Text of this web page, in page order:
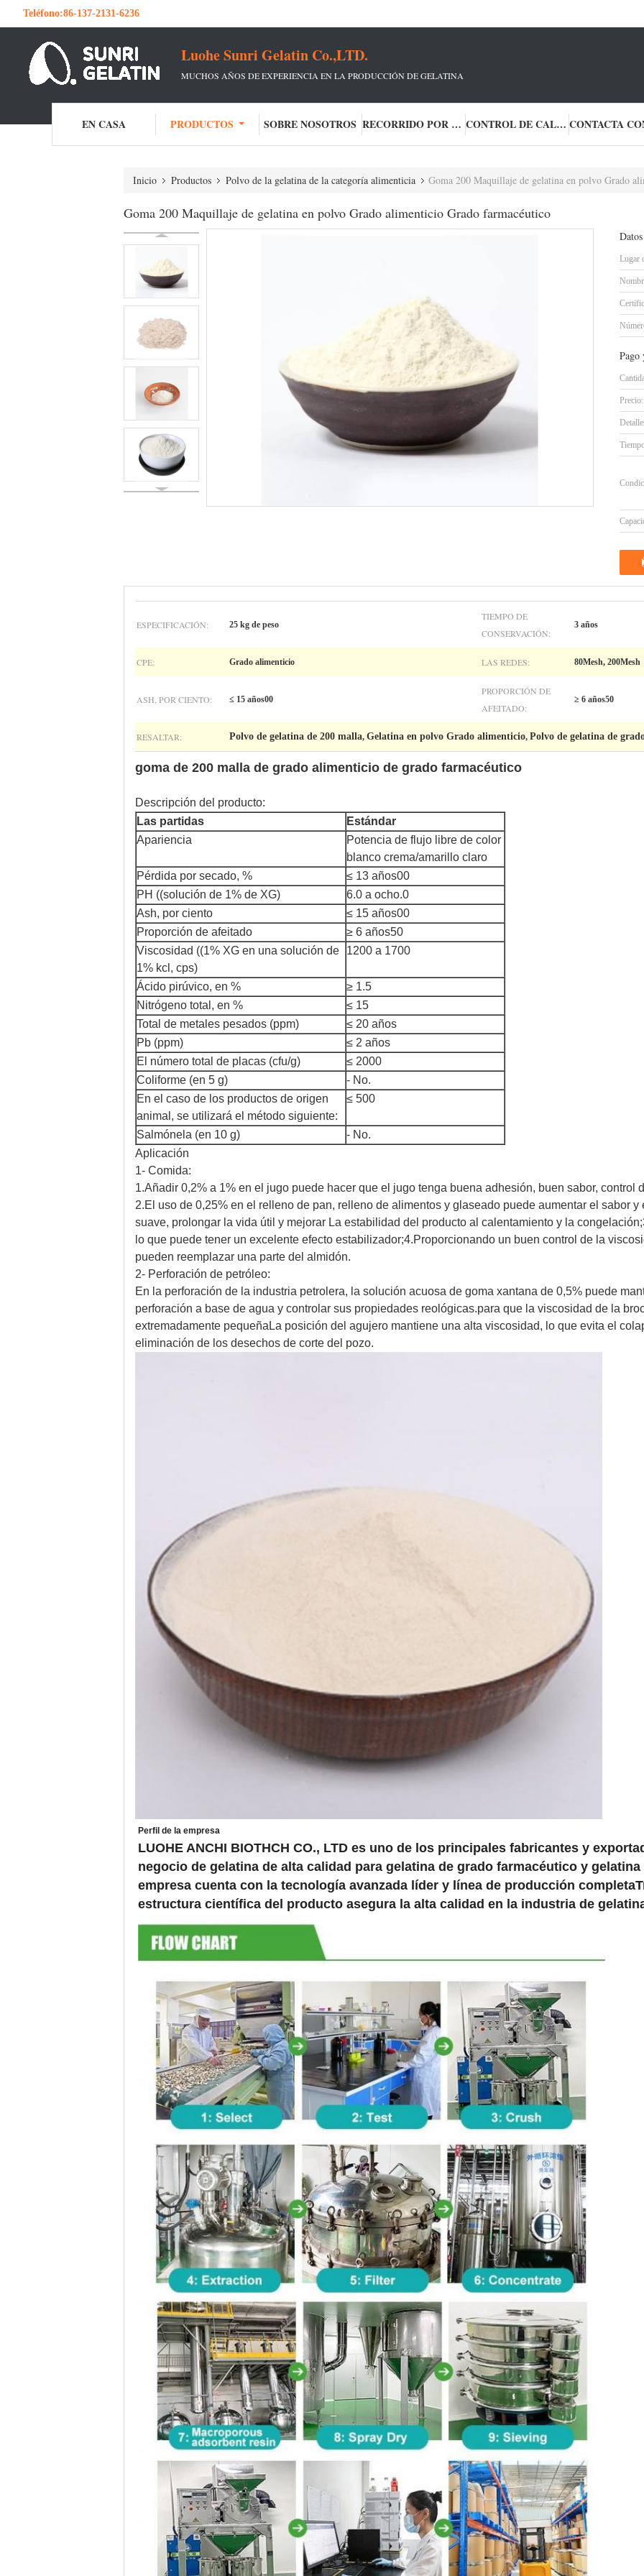
Teléfono:86-137-2131-6236
Luohe Sunri Gelatin Co.,LTD.
MUCHOS AÑOS DE EXPERIENCIA EN LA PRODUCCIÓN DE GELATINA
EN CASA PRODUCTOS SOBRE NOSOTROS RECORRIDO POR LA FÁBRICA CONTROL DE CALIDAD
Inicio Productos Polvo de la gelatina de la categoría alimenticia Goma 200 Maquillaje de gelatina en polvo Grado
Goma 200 Maquillaje de gelatina en polvo Grado alimenticio Grado farmacéutico
Lugar
Pago
Precio:
ESPECIFICACIÓN: 25 kg de peso
TIEMPO DE
CONSERVACIÓN:
3 años
CPE: Grado alimenticio LAS REDES: 80Mesh, 200Mesh
ASH, POR CIENTO: ≤ 15 años00
PROPORCIÓN DE
AFEITADO:
≥ 6 años50
RESALTAR: Polvo de gelatina de 200 malla, Gelatina en polvo Grado alimenticio, Polvo de gelatina de
goma de 200 malla de grado alimenticio de grado farmacéutico
Descripción del producto:
Las partidas
Estándar
Apariencia
Potencia de flujo libre de color
blanco crema/amarillo claro
Pérdida por secado, %
≤ 13 años00
PH ((solución de 1% de XG)
6.0 a ocho.0
Ash, por ciento
≤ 15 años00
Proporción de afeitado
≥ 6 años50
Viscosidad ((1% XG en una solución de
1% kcl, cps)
1200 a 1700
Ácido pirúvico, en %
≥ 1.5
Nitrógeno total, en %
≤ 15
Total de metales pesados (ppm)
≤ 20 años
Pb (ppm)
≤ 2 años
El número total de placas (cfu/g)
≤ 2000
Coliforme (en 5 g)
- No.
En el caso de los productos de origen
animal, se utilizará el método siguiente:
≤ 500
Salmónela (en 10 g)
- No.
Aplicación
1- Comida:
1.Añadir 0,2% a 1% en el jugo puede hacer que el jugo tenga buena adhesión, buen sabor, control
2.El uso de 0,25% en el relleno de pan, relleno de alimentos y glaseado puede aumentar el sabor y
suave, prolongar la vida útil y mejorar La estabilidad del producto al calentamiento y la
lo que puede tener un excelente efecto estabilizador;4.Proporcionando un buen control de la
pueden reemplazar una parte del almidón.
2- Perforación de petróleo:
En la perforación de la industria petrolera, la solución acuosa de goma xantana de 0,5% puede
perforación a base de agua y controlar sus propiedades reológicas.para que la viscosidad de la
extremadamente pequeñaLa posición del agujero mantiene una alta viscosidad, lo que evita el
eliminación de los desechos de corte del pozo.
Perfil de la empresa
LUOHE ANCHI BIOTHCH CO., LTD es uno de los principales fabricantes y
negocio de gelatina de alta calidad para gelatina de grado farmacéutico y
empresa cuenta con la tecnología avanzada líder y línea de producción
estructura científica del producto asegura la alta calidad en la industria de